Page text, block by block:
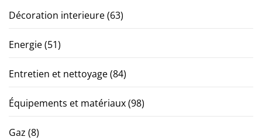
Décoration interieure(63)
Energie(51)
Entretien et nettoyage(84)
Équipements et matériaux(98)
Gaz (8)